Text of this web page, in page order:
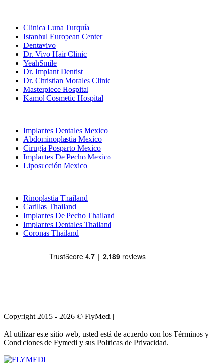
Clinica Luna Turquía
Istanbul European Center
Dentavivo
Dr. Vivo Hair Clinic
YeahSmile
Dr. Implant Dentist
Dr. Christian Morales Clinic
Masterpiece Hospital
Kamol Cosmetic Hospital
Implantes Dentales Mexico
Abdominoplastia Mexico
Cirugía Posparto Mexico
Implantes De Pecho Mexico
Liposucción Mexico
Rinoplastia Thailand
Carillas Thailand
Implantes De Pecho Thailand
Implantes Dentales Thailand
Coronas Thailand
Copyright 2015 - 2026 © FlyMedi |
|
Al utilizar este sitio web, usted está de acuerdo con los Términos y
Condiciones de Fymedi y sus Políticas de Privacidad.